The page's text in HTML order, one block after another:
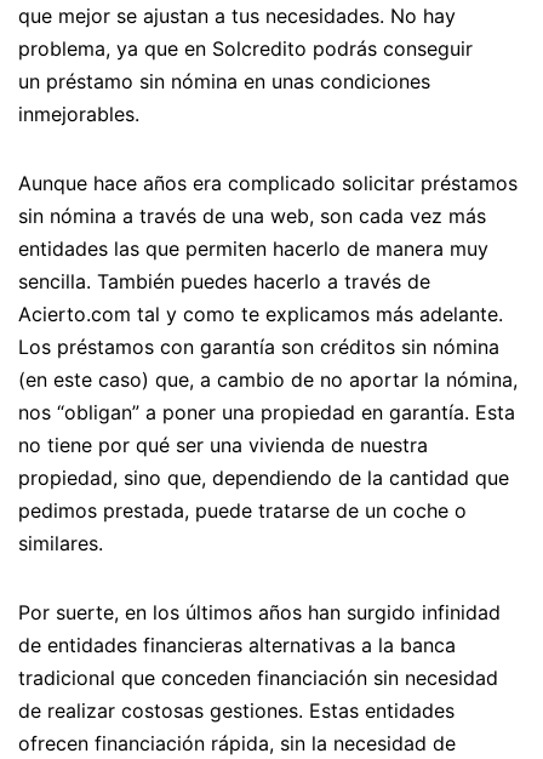
que mejor se ajustan a tus necesidades. No hay
problema, ya que en Solcredito podrás conseguir
un préstamo sin nómina en unas condiciones
inmejorables.
Aunque hace años era complicado solicitar préstamos
sin nómina a través de una web, son cada vez más
entidades las que permiten hacerlo de manera muy
sencilla. También puedes hacerlo a través de
Acierto.com tal y como te explicamos más adelante.
Los préstamos con garantía son créditos sin nómina
(en este caso) que, a cambio de no aportar la nómina,
nos “obligan” a poner una propiedad en garantía. Esta
no tiene por qué ser una vivienda de nuestra
propiedad, sino que, dependiendo de la cantidad que
pedimos prestada, puede tratarse de un coche o
similares.
Por suerte, en los últimos años han surgido infinidad
de entidades financieras alternativas a la banca
tradicional que conceden financiación sin necesidad
de realizar costosas gestiones. Estas entidades
ofrecen financiación rápida, sin la necesidad de